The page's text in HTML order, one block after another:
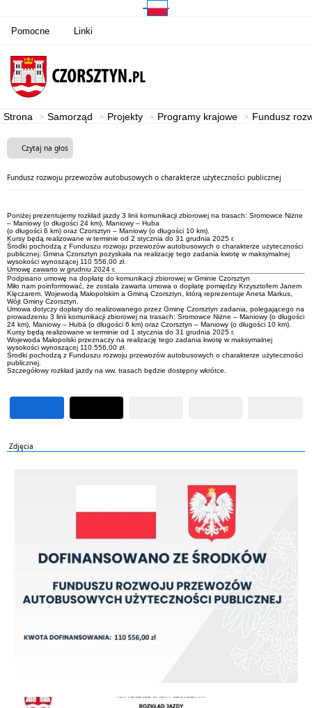
Pomocne Linki
Strona Samorząd Projekty Programy krajowe Fundusz
Czytaj na głos
Fundusz rozwoju przewozów autobusowych o charakterze użyteczności publicznej
Poniżej prezentujemy rozkład jazdy 3 linii komunikacji zbiorowej na trasach: Sromowce Niżne
– Maniowy (o długości 24 km), Maniowy – Huba
(o długości 6 km) oraz Czorsztyn – Maniowy (o długości 10 km).
Kursy będą realizowane w terminie od 2 stycznia do 31 grudnia 2025 r.
Środki pochodzą z Funduszu rozwoju przewozów autobusowych o charakterze użyteczności
publicznej. Gmina Czorsztyn pozyskała na realizację tego zadania kwotę w maksymalnej
wysokości wynoszącej 110 556,00 zł.
Umowę zawarto w grudniu 2024 r.
Podpisano umowę na dopłatę do komunikacji zbiorowej w Gminie Czorsztyn
Miło nam poinformować, że została zawarta umowa o dopłatę pomiędzy Krzysztofem Janem
Klęczarem, Wojewodą Małopolskim a Gminą Czorsztyn, którą reprezentuje Aneta Markus,
Wójt Gminy Czorsztyn.
Umowa dotyczy dopłaty do realizowanego przez Gminę Czorsztyn zadania, polegającego na
prowadzeniu 3 linii komunikacji zbiorowej na trasach: Sromowce Niżne – Maniowy (o długości
24 km), Maniowy – Huba (o długości 6 km) oraz Czorsztyn – Maniowy (o długości 10 km).
Kursy będą realizowane w terminie od 1 stycznia do 31 grudnia 2025 r.
Wojewoda Małopolski przeznaczy na realizację tego zadania kwotę w maksymalnej
wysokości wynoszącej 110 556,00 zł.
Środki pochodzą z Funduszu rozwoju przewozów autobusowych o charakterze użyteczności
publicznej.
Szczegółowy rozkład jazdy na ww. trasach będzie dostępny wkrótce.
Zdjęcia